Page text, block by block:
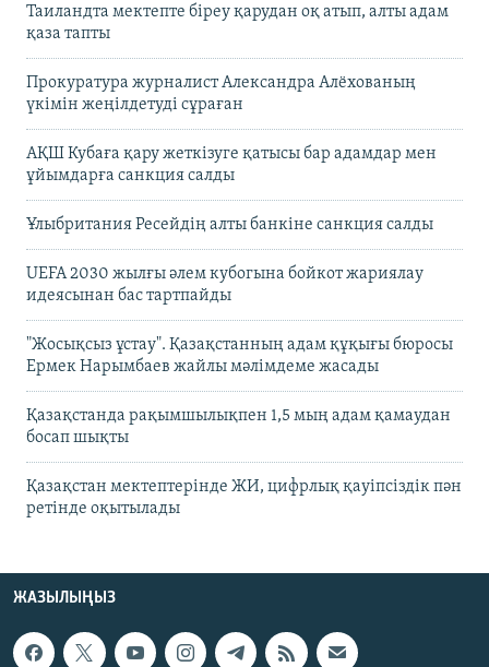
Таиландта мектепте біреу қарудан оқ атып, алты адам
қаза тапты
Прокуратура журналист Александра Алёхованың
үкімін жеңілдетуді сұраған
АҚШ Кубаға қару жеткізуге қатысы бар адамдар мен
ұйымдарға санкция салды
Ұлыбритания Ресейдің алты банкіне санкция салды
UEFA 2030 жылғы әлем кубогына бойкот жариялау
идеясынан бас тартпайды
"Жосықсыз ұстау". Қазақстанның адам құқығы бюросы
Ермек Нарымбаев жайлы мәлімдеме жасады
Қазақстанда рақымшылықпен 1,5 мың адам қамаудан
босап шықты
Қазақстан мектептерінде ЖИ, цифрлық қауіпсіздік пән
ретінде оқытылады
ЖАЗЫЛЫҢЫЗ